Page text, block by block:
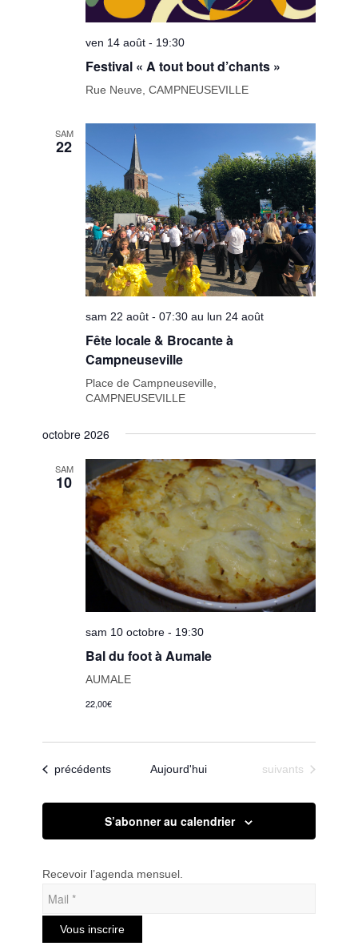
ven 14 août - 19:30
Festival « A tout bout d’chants »
Rue Neuve, CAMPNEUSEVILLE
SAM
22
sam 22 août - 07:30 au lun 24 août
Fête locale & Brocante à
Campneuseville
Place de Campneuseville,
CAMPNEUSEVILLE
octobre 2026
SAM
10
sam 10 octobre - 19:30
Bal du foot à Aumale
AUMALE
22,00€
Évènements
précédents Aujourd'hui Évènements
suivants
S’abonner au calendrier
Recevoir l’agenda mensuel.